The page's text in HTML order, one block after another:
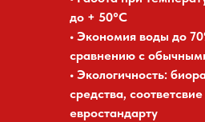
до + 50°C
• Экономия воды до
сравнению с
• Экологичность:
средства, соответсвие
евростандарту